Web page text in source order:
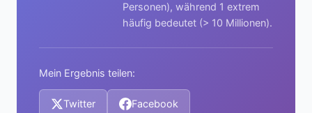
Personen), während 1 extrem
häufig bedeutet (> 10 Millionen).
Mein Ergebnis teilen:
Twitter Facebook